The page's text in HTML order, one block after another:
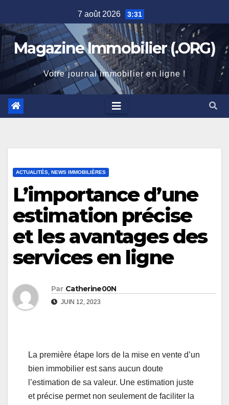
to
content
7 août 2026 3:31
Magazine Immobilier (.ORG)
Votre journal immobilier en ligne !
ACTUALITÉS, NEWS IMMOBILIÈRES
L’importance d’une
estimation précise
et les avantages des
services en ligne
Par Catherine00N
JUIN 12, 2023
La première étape lors de la mise en vente d’un
bien immobilier est sans aucun doute
l’estimation de sa valeur. Une estimation juste
et précise permet non seulement de faciliter la